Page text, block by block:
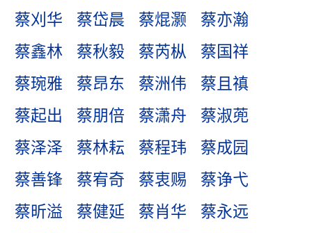
蔡刈华
蔡岱晨 蔡焜灏
蔡亦瀚
蔡鑫林
蔡秋毅 蔡芮枞
蔡国祥
蔡琬雅
蔡昂东 蔡洲伟
蔡且禛
蔡起出
蔡朋倍 蔡潇舟
蔡淑蔸
蔡泽泽
蔡林耘 蔡程玮
蔡成园
蔡善锋
蔡宥奇 蔡衷赐
蔡诤弋
蔡昕溢
蔡健延 蔡肖华
蔡永远